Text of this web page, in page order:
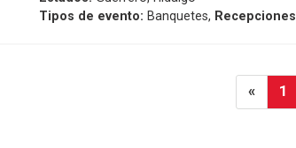
Tipos de evento: Banquetes, Recepciones
« 1